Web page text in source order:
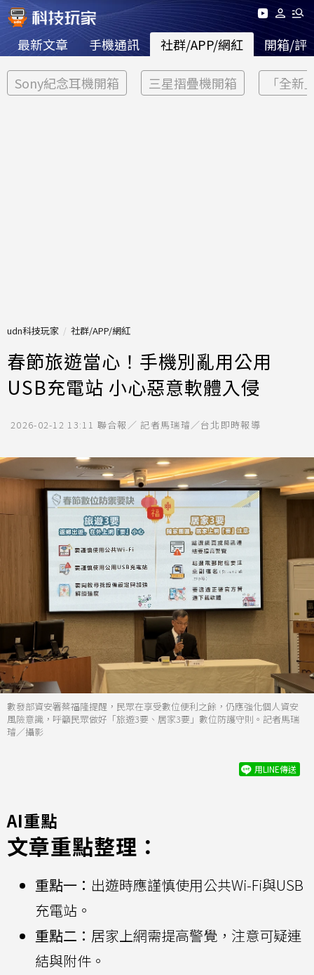
最新文章 手機通訊 社群/APP/網紅 開箱/評
Sony紀念耳機開箱 三星摺疊機開箱 「全新
udn科技玩家 社群/APP/網紅
春節旅遊當心！手機別亂用公用
USB充電站 小心惡意軟體入侵
2026-02-12 13:11 聯合報／ 記者馬瑞璿／台北即時報導
數發部資安署蔡福隆提醒，民眾在享受數位便利之餘，仍應強化個人資安
風險意識，呼籲民眾做好「旅遊3要、居家3要」數位防護守則。記者馬瑞
璿／攝影
用LINE傳送
AI重點
文章重點整理：
重點一： 出遊時應謹慎使用公共Wi-Fi與USB
充電站。
重點二： 居家上網需提高警覺，注意可疑連
結與附件。